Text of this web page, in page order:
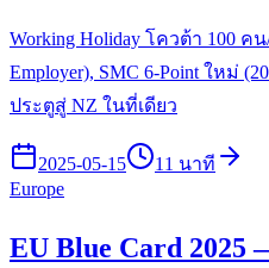
Working Holiday โควต้า 100 ค
Employer), SMC 6-Point ใหม่
ประตูสู่ NZ ในที่เดียว
2025-05-15
11 นาที
Europe
EU Blue Card 2025